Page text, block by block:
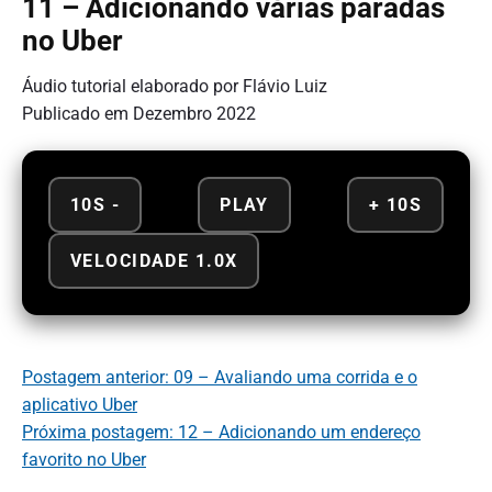
11 – Adicionando várias paradas
no Uber
Áudio tutorial elaborado por Flávio Luiz
Publicado em Dezembro 2022
10S - PLAY + 10S
VELOCIDADE 1.0X
Postagem anterior: 09 – Avaliando uma corrida e o
aplicativo Uber
Próxima postagem: 12 – Adicionando um endereço
favorito no Uber